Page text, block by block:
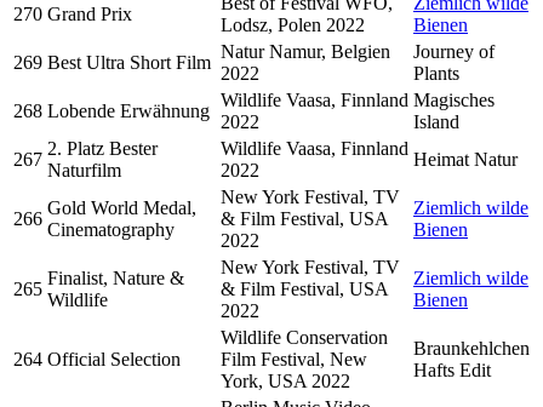
270 Grand Prix
Lodsz, Polen 2022
Bienen
269 Best Ultra Short Film
Natur Namur, Belgien
2022
Journey of
Plants
268 Lobende Erwähnung
Wildlife Vaasa, Finnland
2022
Magisches
Island
267
2. Platz Bester
Naturfilm
Wildlife Vaasa, Finnland
2022
Heimat Natur
266
Gold World Medal,
Cinematography
New York Festival, TV
& Film Festival, USA
2022
Ziemlich wilde
Bienen
265
Finalist, Nature &
Wildlife
New York Festival, TV
& Film Festival, USA
2022
Ziemlich wilde
Bienen
264 Official Selection
Wildlife Conservation
Film Festival, New
York, USA 2022
Braunkehlchen
Hafts Edit